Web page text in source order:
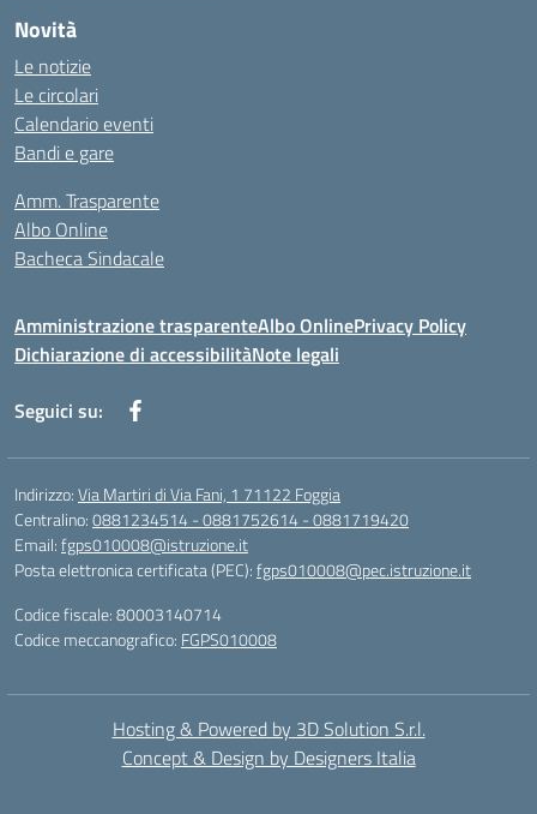
Novità
Le notizie
Le circolari
Calendario eventi
Bandi e gare
Amm. Trasparente
Albo Online
Bacheca Sindacale
Amministrazione trasparenteAlbo OnlinePrivacy Policy
Dichiarazione di accessibilitàNote legali
Seguici su:
Indirizzo:Via Martiri di Via Fani, 1 71122 Foggia
Centralino:0881234514 - 0881752614 - 0881719420
Email:fgps010008@istruzione.it
Posta elettronica certificata (PEC):fgps010008@pec.istruzione.it
Codice fiscale: 80003140714
Codice meccanografico: FGPS010008
Hosting & Powered by 3D Solution S.r.l.
Concept & Design by Designers Italia